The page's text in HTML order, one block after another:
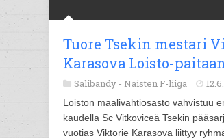
Tuore Tsekin mestari
Karasova Loisto-
Salibandy - Naisten F-liiga
Loiston maalivahtiosasto vahvistuu
kaudella Sc Vitkoviceä Tsekin
vuotias Viktorie Karasova liittyy